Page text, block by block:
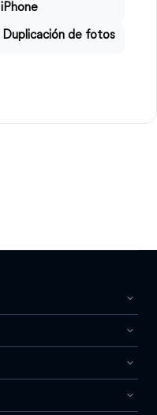
iPhone
Duplicación de fotos